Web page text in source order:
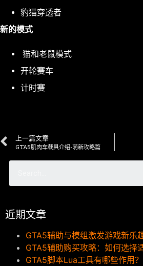
豹猫穿透者
新的模式
猫和老鼠模式
开轮赛车
计时赛
上一篇文章
GTA5肌肉车载具介绍-萌新攻略篇
近期文章
GTA5辅助与模组激发游戏新乐
GTA5辅助购买攻略：如何选择
GTA5脚本Lua工具有哪些作用？